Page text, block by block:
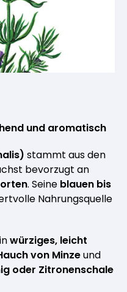
und aromatisch
stammt aus den
bevorzugt an
. Seine blauen bis
Nahrungsquelle
würziges, leicht
von Minzeund
oder Zitronenschale